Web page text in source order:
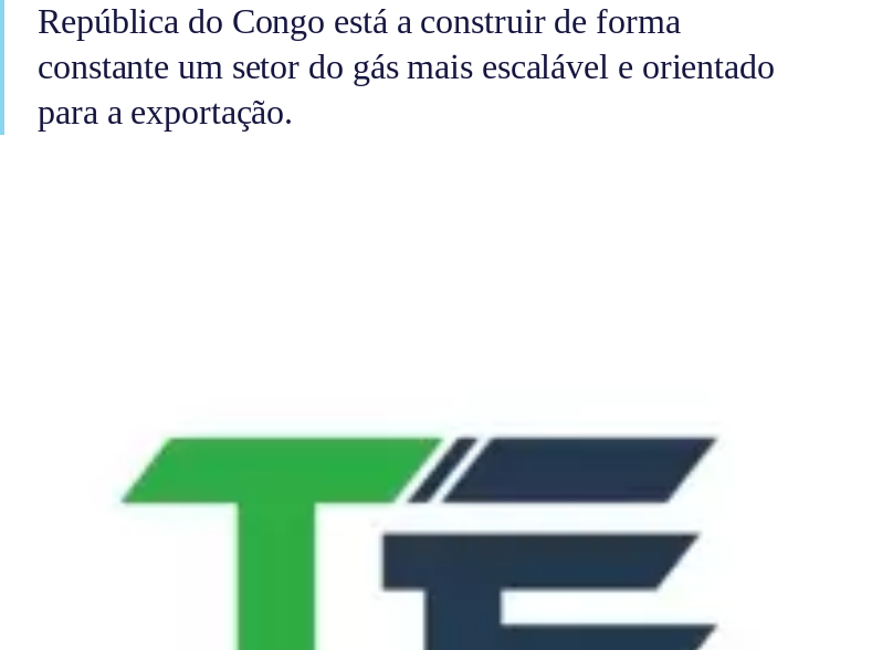
República do Congo está a construir de forma
constante um setor do gás mais escalável e orientado
para a exportação.